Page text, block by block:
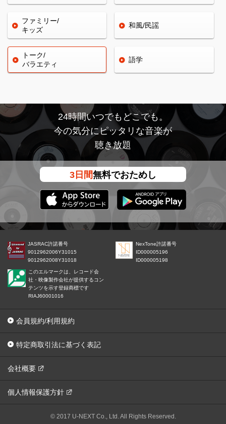
ファミリー/
キッズ
和風/民謡
トーク/
バラエティ
語学
24時間いつでもどこでも。
今の気分にピッタリな音楽が
聴き放題
3日間無料でおためし
JASRAC許諾番号
9012962006Y31015
9012962008Y31018
NexTone許諾番号
ID000005196
ID000005198
このエルマークは、レコード会
社・映像製作会社が提供するコン
テンツを示す登録商標です
RIAJ60001016
会員規約/利用規約
特定商取引法に基づく表記
会社概要
個人情報保護方針
© 2017 U-NEXT Co., Ltd. All Rights Reserved.